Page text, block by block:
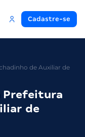
Cadastre-se
de Auxiliar de
Prefeitura
de